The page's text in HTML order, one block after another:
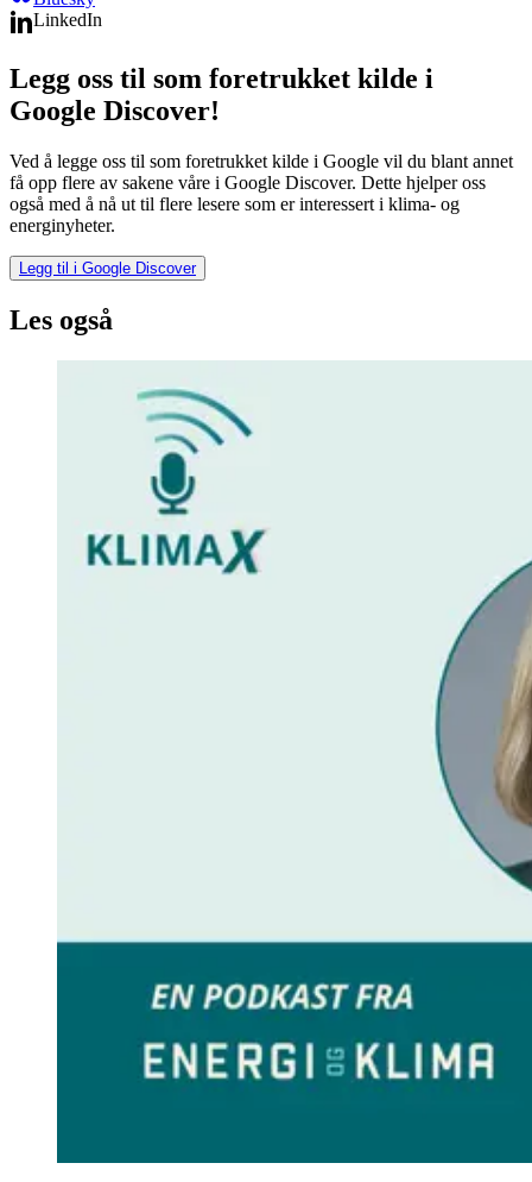
LinkedIn
Legg oss til som foretrukket kilde i
Google Discover!
Ved å legge oss til som foretrukket kilde i Google vil du blant annet
få opp flere av sakene våre i Google Discover. Dette hjelper oss
også med å nå ut til flere lesere som er interessert i klima- og
energinyheter.
Legg til i Google Discover
Les også